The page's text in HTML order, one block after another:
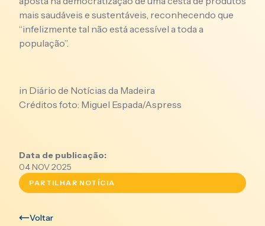
mais saudáveis e sustentáveis, reconhecendo que
“infelizmente tal não está acessível a toda a
população”.
in Diário de Notícias da Madeira
Créditos foto: Miguel Espada/Aspress
Data de publicação:
04 NOV 2025
PARTILHAR NOTÍCIA
Voltar